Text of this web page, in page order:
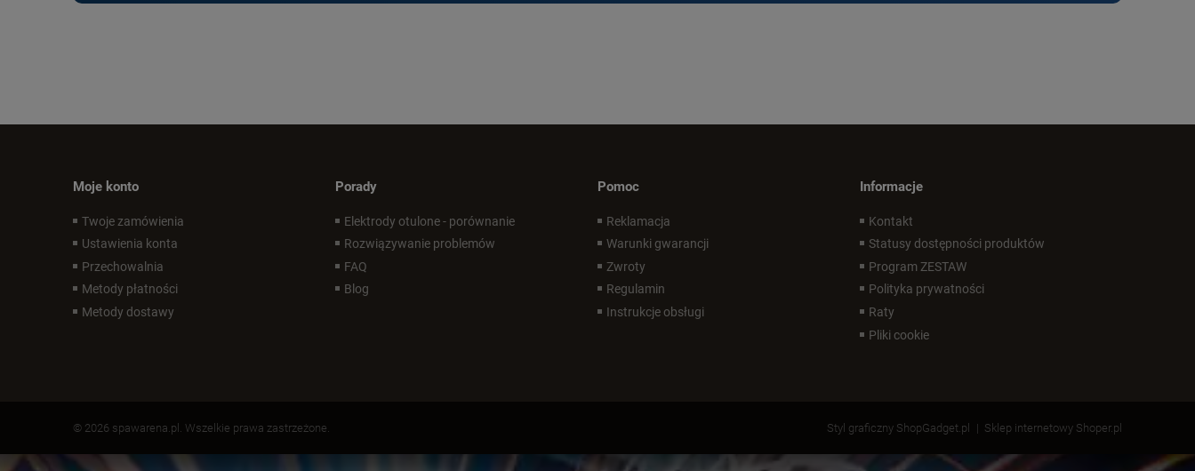
Moje konto
Twoje zamówienia
Ustawienia konta
Przechowalnia
Metody płatności
Metody dostawy
Porady
Elektrody otulone - porównanie
Rozwiązywanie problemów
FAQ
Blog
Pomoc
Reklamacja
Warunki gwarancji
Zwroty
Regulamin
Instrukcje obsługi
Informacje
Kontakt
Statusy dostępności produktów
Program ZESTAW
Polityka prywatności
Raty
Pliki cookie
© 2026 spawarena.pl. Wszelkie prawa zastrzeżone. Styl graficzny ShopGadget.pl Sklep internetowy Shoper.pl